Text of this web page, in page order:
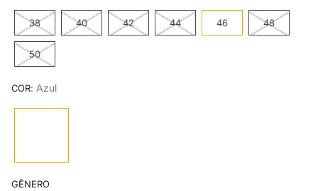
38 40 42 44 46 48
50
COR: Azul
GÊNERO
8º
mr kitsch
9º
jaqueta masculina
10º camiseta